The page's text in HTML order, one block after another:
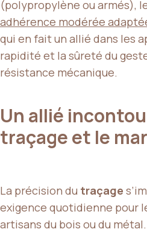
(polypropylène ou armés),
adhérence modérée
qui en fait un allié dans les
rapidité et la sûreté du
résistance mécanique.
Un allié
traçage et le
La précision du traçage
exigence quotidienne pour
artisans du bois ou du métal.